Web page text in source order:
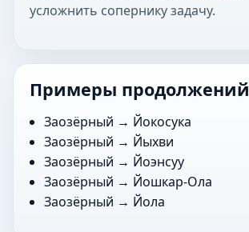
усложнить сопернику задачу.
Примеры продолжений
Заозёрный → Йокосука
Заозёрный → Йыхви
Заозёрный → Йоэнсуу
Заозёрный → Йошкар-Ола
Заозёрный → Йола